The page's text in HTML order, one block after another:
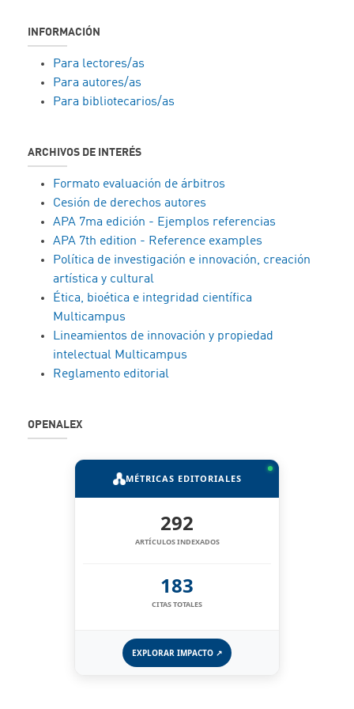
INFORMACIÓN
Para lectores/as
Para autores/as
Para bibliotecarios/as
ARCHIVOS DE INTERÉS
Formato evaluación de árbitros
Cesión de derechos autores
APA 7ma edición - Ejemplos referencias
APA 7th edition - Reference examples
Política de investigación e innovación, creación
artística y cultural
Ética, bioética e integridad científica
Multicampus
Lineamientos de innovación y propiedad
intelectual Multicampus
Reglamento editorial
OPENALEX
MÉTRICAS EDITORIALES
292
ARTÍCULOS INDEXADOS
183
CITAS TOTALES
EXPLORAR IMPACTO ↗